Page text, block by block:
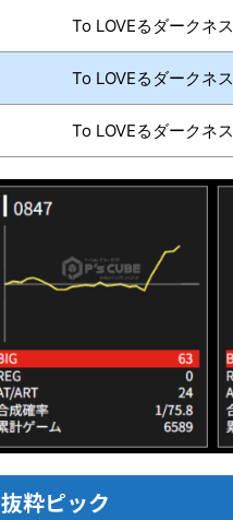
To LOVEるダークネス
To LOVEるダークネス
To LOVEるダークネス
抜粋ピック